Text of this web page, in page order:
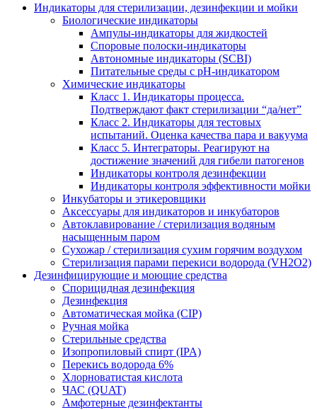
Индикаторы для стерилизации, дезинфекции и мойки
Биологические индикаторы
Ампулы-индикаторы для жидкостей
Споровые полоски-индикаторы
Автономные индикаторы (SCBI)
Питательные среды с рН-индикатором
Химические индикаторы
Класс 1. Индикаторы процесса.
Подтверждают факт стерилизации “да/нет”
Класс 2. Индикаторы для тестовых
испытаний. Оценка качества пара и вакуума
Класс 5. Интеграторы. Реагируют на
достижение значений для гибели патогенов
Индикаторы контроля дезинфекции
Индикаторы контроля эффективности мойки
Инкубаторы и этикеровщики
Аксессуары для индикаторов и инкубаторов
Автоклавирование / стерилизация водяным
насыщенным паром
Сухожар / стерилизация сухим горячим воздухом
Стерилизация парами перекиси водорода (VH2O2)
Дезинфицирующие и моющие средства
Спорицидная дезинфекция
Дезинфекция
Автоматическая мойка (CIP)
Ручная мойка
Стерильные средства
Изопропиловый спирт (IPA)
Перекись водорода 6%
Хлорноватистая кислота
ЧАС (QUAT)
Амфотерные дезинфектанты